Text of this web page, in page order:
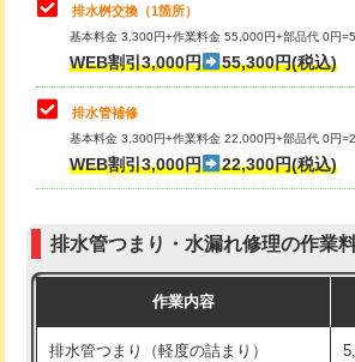
コンクリート斫り（厚さ10㎝まで）
コンクリート斫り（厚さ10㎝超え）
モルタル補修（厚さ10㎝まで）
モルタル補修（厚さ10㎝超え）
追加人工
交換・取付(単水栓（壁付・デッキ
式）)
交換・取付(混合水栓（壁付・デッキ
式・ワンホール）)
交換・取付(排水栓・排水トラップ
交換・取付（その他部品）
持込商品取付（単水栓）
持込商品取付（混合水栓）
排水桝交換（1箇所）
基本料金 3,300円+作業料金 55,000円+部品代 0円
WEB割引3,000円 55,300円(税込)
排水管補修
基本料金 3,300円+作業料金 22,000円+部品代 0円
WEB割引3,000円 22,300円(税込)
排水管つまり・水漏れ修理の作業
作業内容
排水管つまり（軽度の詰まり）